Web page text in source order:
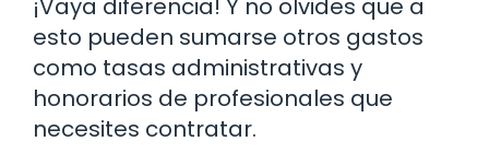
¡Vaya diferencia! Y no olvides que a
esto pueden sumarse otros gastos
como tasas administrativas y
honorarios de profesionales que
necesites contratar.